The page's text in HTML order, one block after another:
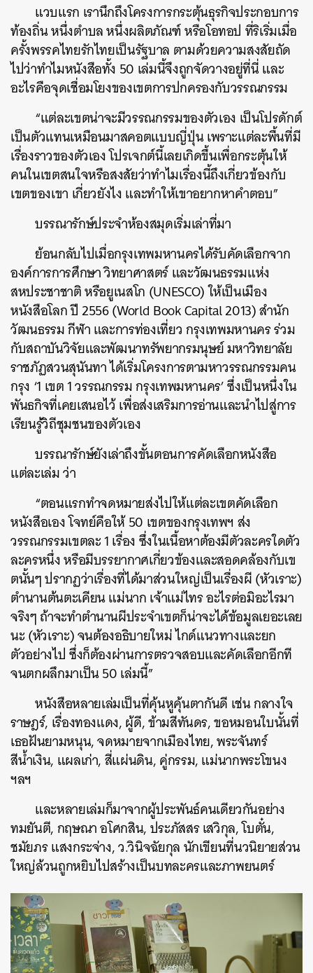
แวบแรก เรานึกถึงโครงการกระตุ้นธุรกิจประกอบการ
ท้องถิ่น หนึ่งตำบล หนึ่งผลิตภัณฑ์ หรือโอทอป ที่ริเริ่มเมื่อ
ครั้งพรรคไทยรักไทยเป็นรัฐบาล ตามด้วยความสงสัยถัด
ไปว่าทำไมหนังสือทั้ง 50 เล่มนี้จึงถูกจัดวางอยู่ที่นี่ และ
อะไรคือจุดเชื่อมโยงของเขตการปกครองกับวรรณกรรม
“แต่ละเขตน่าจะมีวรรณกรรมของตัวเอง เป็นโปรดักต์
เป็นตัวแทนเหมือนมาสคอตแบบญี่ปุ่น เพราะแต่ละพื้นที่มี
เรื่องราวของตัวเอง โปรเจกต์นี้เลยเกิดขึ้นเพื่อกระตุ้นให้
คนในเขตสนใจหรือสงสัยว่าทำไมเรื่องนี้ถึงเกี่ยวข้องกับ
เขตของเขา เกี่ยวยังไง และทำให้เขาอยากหาคำตอบ”
บรรณารักษ์ประจำห้องสมุดเริ่มเล่าที่มา
ย้อนกลับไปเมื่อกรุงเทพมหานครได้รับคัดเลือกจาก
องค์การการศึกษา วิทยาศาสตร์ และวัฒนธรรมแห่ง
สหประชาชาติ หรือยูเนสโก (UNESCO)ให้เป็นเมือง
หนังสือโลก ปี 2556(World Book Capital 2013)สำนัก
วัฒนธรรม กีฬา และการท่องเที่ยว กรุงเทพมหานคร ร่วม
กับสถาบันวิจัยและพัฒนาทรัพยากรมนุษย์ มหาวิทยาลัย
ราชภัฏสวนสุนันทา ได้เริ่มโครงการตามหาวรรณกรรมคน
กรุง ‘1 เขต 1 วรรณกรรม กรุงเทพมหานคร’ ซึ่งเป็นหนึ่งใน
พันธกิจที่เคยเสนอไว้ เพื่อส่งเสริมการอ่านและนำไปสู่การ
เรียนรู้วิถีชุมชนของตัวเอง
บรรณารักษ์ยังเล่าถึงขั้นตอนการคัดเลือกหนังสือ
แต่ละเล่ม ว่า
“ตอนแรกทำจดหมายส่งไปให้แต่ละเขตคัดเลือก
หนังสือเอง โจทย์คือให้ 50 เขตของกรุงเทพฯ ส่ง
วรรณกรรมเขตละ 1 เรื่อง ซึ่งในเนื้อหาต้องมีตัวละครใดตัว
ละครหนึ่ง หรือมีบรรยากาศเกี่ยวข้องและสอดคล้องกับเข
ตนั้นๆ ปรากฏว่าเรื่องที่ได้มาส่วนใหญ่เป็นเรื่องผี (หัวเราะ)
ตำนานต้นตะเคียน แม่นาก เจ้าแม่ไทร อะไรต่อมิอะไรมา
จริงๆ ถ้าจะทำตำนานผีประจำเขตก็น่าจะได้ข้อมูลเยอะเลย
นะ(หัวเราะ) จนต้องอธิบายใหม่ ไกด์แนวทางและยก
ตัวอย่างไป ซึ่งก็ต้องผ่านการตรวจสอบและคัดเลือกอีกที
จนตกผลึกมาเป็น 50 เล่มนี้”
หนังสือหลายเล่มเป็นที่คุ้นหูคุ้นตากันดี เช่น กลางใจ
ราษฎร์, เรื่องทองแดง, ผู้ดี, ข้ามสีทันดร, ขอหมอนใบนั้นที่
เธอฝันยามหนุน, จดหมายจากเมืองไทย, พระจันทร์
สีน้ำเงิน, แผลเก่า, สี่แผ่นดิน, คู่กรรม, แม่นากพระโขนง
ฯลฯ
และหลายเล่มก็มาจากผู้ประพันธ์คนเดียวกันอย่าง
ทมยันตี, กฤษณา อโศกสิน, ประภัสสร เสวิกุล, โบตั๋น,
ชมัยภร แสงกระจ่าง, ว.วินิจฉัยกุล นักเขียนที่นวนิยายส่วน
ใหญ่ล้วนถูกหยิบไปสร้างเป็นบทละครและภาพยนตร์